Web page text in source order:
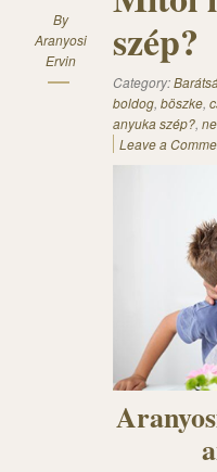
By
Aranyosi
Ervin
szép?
Category:
boldog, böszke,
anyuka szép?,
Leave a